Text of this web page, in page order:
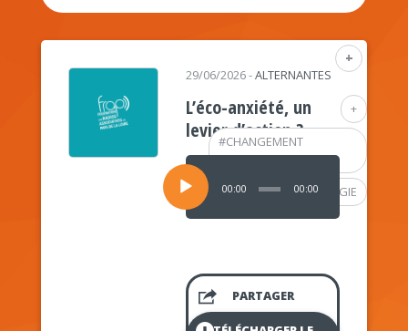
+
+
#CHANGEMENT
CLIMATIQUE
#PSYCHOLOGIE
29/06/2026-ALTERNANTES
L’éco-anxiété, un
levier d’action ?
Lecteur
audio
00:00 00:00
PARTAGER